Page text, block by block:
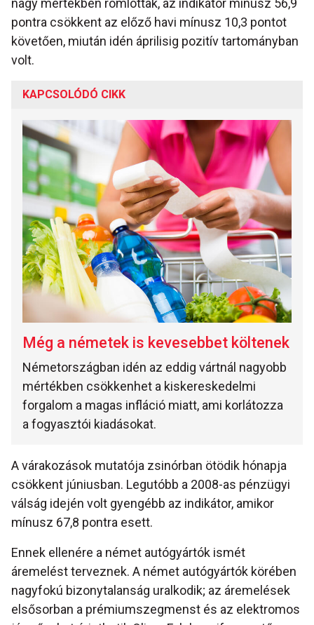
nagy mértékben romlottak, az indikátor mínusz 56,9
pontra csökkent az előző havi mínusz 10,3 pontot
követően, miután idén áprilisig pozitív tartományban
volt.
KAPCSOLÓDÓ CIKK
Még a németek is kevesebbet költenek
Németországban idén az eddig vártnál nagyobb
mértékben csökkenhet a kiskereskedelmi
forgalom a magas infláció miatt, ami korlátozza
a fogyasztói kiadásokat.
A várakozások mutatója zsinórban ötödik hónapja
csökkent júniusban. Legutóbb a 2008-as pénzügyi
válság idején volt gyengébb az indikátor, amikor
mínusz 67,8 pontra esett.
Ennek ellenére a német autógyártók ismét
áremelést terveznek. A német autógyártók körében
nagyfokú bizonytalanság uralkodik; az áremelések
elsősorban a prémiumszegmenst és az elektromos